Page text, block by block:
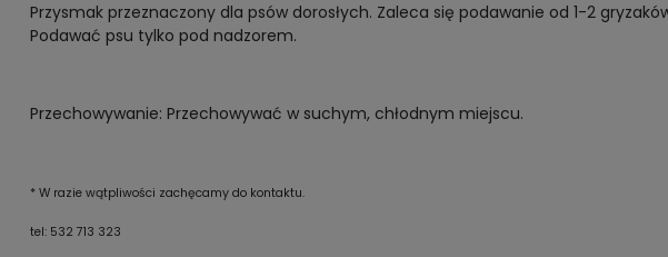
Przysmak przeznaczony dla psów dorosłych. Zaleca się podawanie od 1-2
Podawać psu tylko pod nadzorem.
Przechowywanie: Przechowywać w suchym, chłodnym miejscu.
* W razie wątpliwości zachęcamy do kontaktu.
tel: 532 713 323